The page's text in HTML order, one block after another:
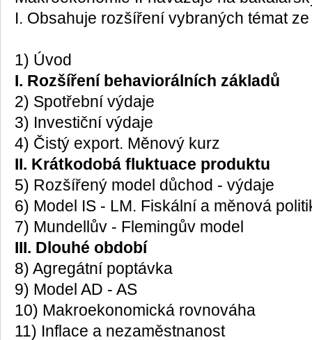
I. Obsahuje rozšíření vybraných témat
1) Úvod
I. Rozšíření behaviorálních základů
2) Spotřební výdaje
3) Investiční výdaje
4) Čistý export. Měnový kurz
II. Krátkodobá fluktuace produktu
5) Rozšířený model důchod - výdaje
6) Model IS - LM. Fiskální a měnová
7) Mundellův - Flemingův model
III. Dlouhé období
8) Agregátní poptávka
9) Model AD - AS
10) Makroekonomická rovnováha
11) Inflace a nezaměstnanost